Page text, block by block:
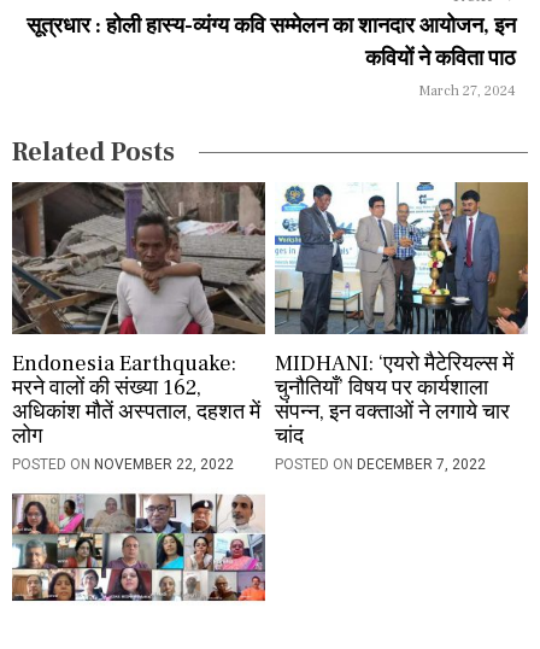
a
o
n
सूत्रधार : होली हास्य-व्यंग्य कवि सम्मेलन का शानदार आयोजन, इन
कवियों ने कविता पाठ
March 27, 2024
Related Posts
Endonesia Earthquake:
मरने वालों की संख्या 162,
अधिकांश मौतें अस्पताल, दहशत में
लोग
POSTED ON NOVEMBER 22, 2022
MIDHANI: ‘एयरो मैटेरियल्स में
चुनौतियाँ’ विषय पर कार्यशाला
संपन्न, इन वक्ताओं ने लगाये चार
चांद
POSTED ONDECEMBER 7, 2022